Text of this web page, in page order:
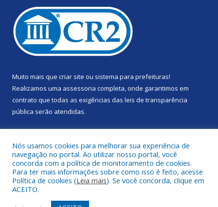
Muito mais que criar site ou sistema para prefeituras!
Realizamos uma assessoria completa, onde garantimos em
contrato que todas as exigências das leis de transparência
pública serão atendidas.
Todos os direitos reservados a Câmara Municipal de Portel.
Nós usamos cookies para melhorar sua experiência de
navegação no portal. Ao utilizar nosso portal, você
concorda com a política de monitoramento de cookies.
Para ter mais informações sobre como isso é feito, acesse
Política de cookies (Leia mais). Se você concorda, clique em
ACEITO.